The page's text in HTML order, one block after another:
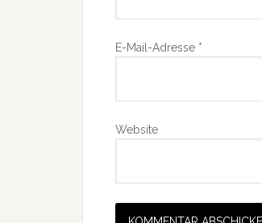
E-Mail-Adresse *
Website